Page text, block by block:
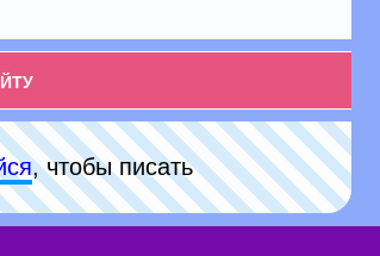
, чтобы писать